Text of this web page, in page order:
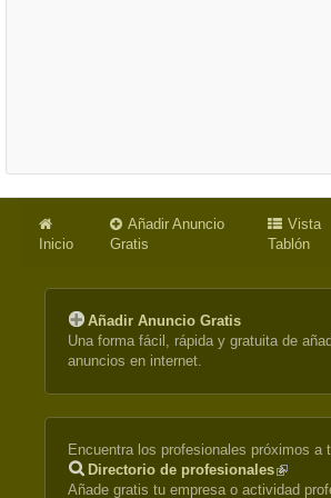
Inicio
Añadir Anuncio
Gratis
Vista
Tablón
Añadir Anuncio Gratis
Una forma fácil, rápida y gratuita de
anuncios en internet.
Encuentra los profesionales próximos a
Directorio de profesionales(link
is
Añade gratis tu empresa o actividad